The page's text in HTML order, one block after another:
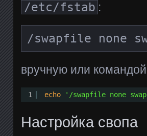
/etc/fstab :
/swapfile none
вручную или
1 echo '/swapfile none
Настройка свопа